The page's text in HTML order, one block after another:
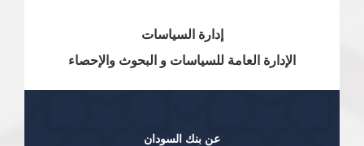
إدارة السياسات
الإدارة العامة للسياسات و البحوث والإحصاء
عن بنك السودان